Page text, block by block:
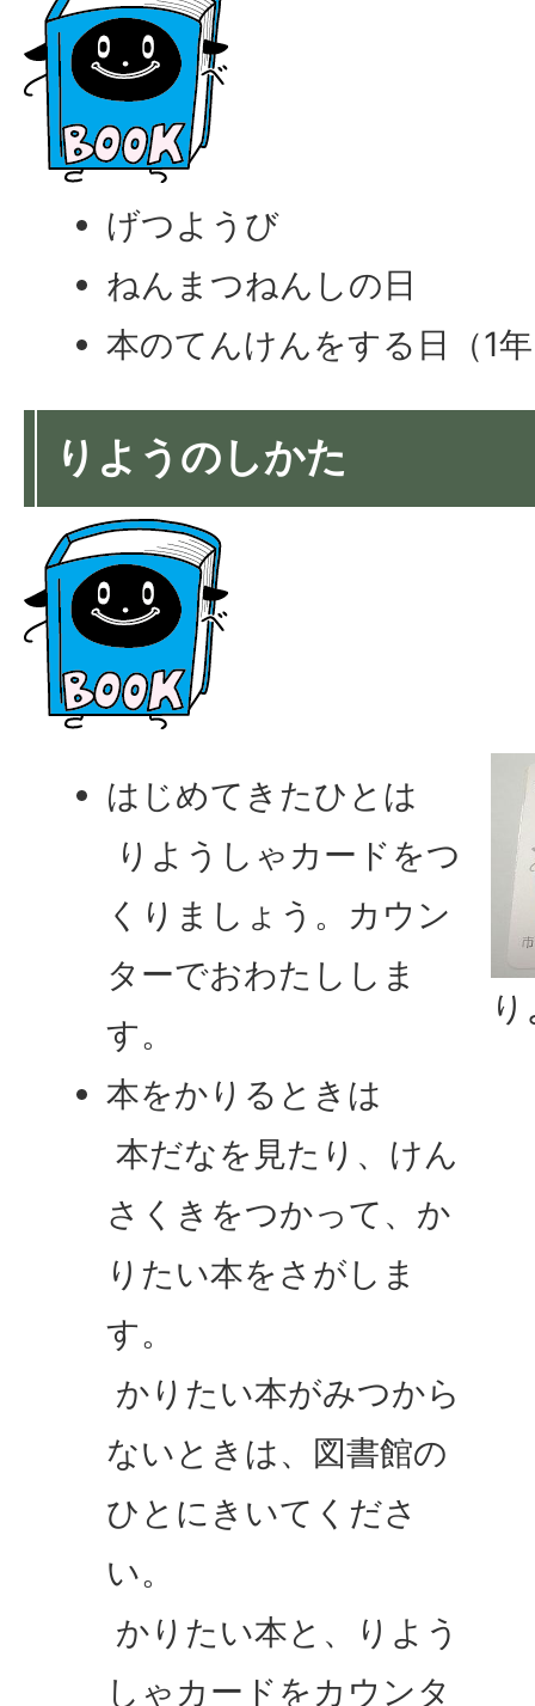
げつようび
ねんまつねんしの日
本のてんけんをする日（1
りようのしかた
はじめてきたひとは
りようしゃカードをつ
くりましょう。カウン
ターでおわたししま
す。
本をかりるときは
本だなを見たり、けん
さくきをつかって、か
りたい本をさがしま
す。
かりたい本がみつから
ないときは、図書館の
ひとにきいてくださ
い。
かりたい本と、りよう
しゃカードをカウンタ